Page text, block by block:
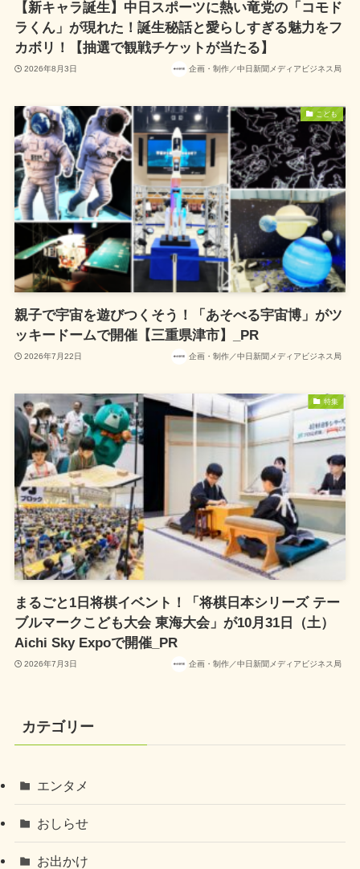
【新キャラ誕生】中日スポーツに熱い竜党の「コモド
ラくん」が現れた！誕生秘話と愛らしすぎる魅力をフ
カボリ！【抽選で観戦チケットが当たる】
2026年8月3日 企画・制作／中日新聞メディアビジネス局
こども
親子で宇宙を遊びつくそう！「あそべる宇宙博」がツ
ッキードームで開催【三重県津市】_PR
2026年7月22日 企画・制作／中日新聞メディアビジネス局
特集
まるごと1日将棋イベント！「将棋日本シリーズ テー
ブルマークこども大会 東海大会」が10月31日（土）
Aichi Sky Expoで開催_PR
2026年7月3日 企画・制作／中日新聞メディアビジネス局
カテゴリー
エンタメ
おしらせ
お出かけ